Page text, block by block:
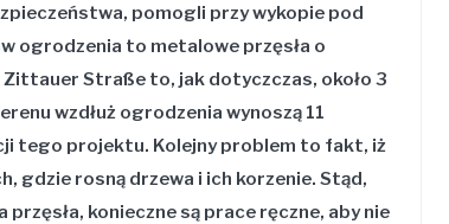
pomogli przy wykopie pod
ogrodzenia to metalowe przęsła o
Zittauer Straße to, jak dotyczczas, około 3
wzdłuż ogrodzenia wynoszą 11
tego projektu. Kolejny problem to fakt, iż
gdzie rosną drzewa i ich korzenie. Stąd,
konieczne są prace ręczne, aby nie